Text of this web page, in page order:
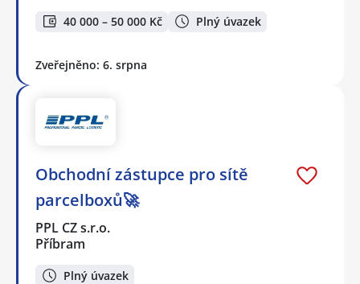
40 000 – 50 000 Kč Plný úvazek
Zveřejněno: 6. srpna
Obchodní zástupce pro sítě
parcelboxů🚀
PPL CZ s.r.o.
Příbram
Plný úvazek